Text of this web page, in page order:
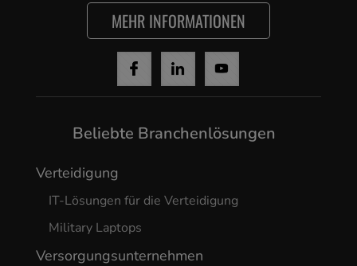
Yes, I agree
MEHR INFORMATIONEN
Beliebte Branchenlösungen
Verteidigung
IT-Lösungen für die Verteidigung
Military Laptops
Versorgungsunternehmen